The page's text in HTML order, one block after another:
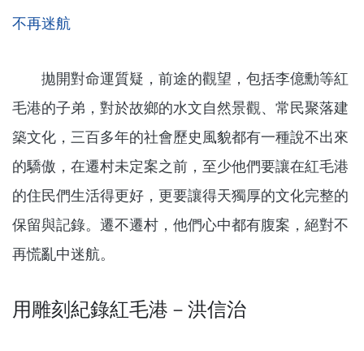
不再迷航
拋開對命運質疑，前途的觀望，包括李億勳等紅
毛港的子弟，對於故鄉的水文自然景觀、常民聚落建
築文化，三百多年的社會歷史風貌都有一種說不出來
的驕傲，在遷村未定案之前，至少他們要讓在紅毛港
的住民們生活得更好，更要讓得天獨厚的文化完整的
保留與記錄。遷不遷村，他們心中都有腹案，絕對不
再慌亂中迷航。
用雕刻紀錄紅毛港－洪信治